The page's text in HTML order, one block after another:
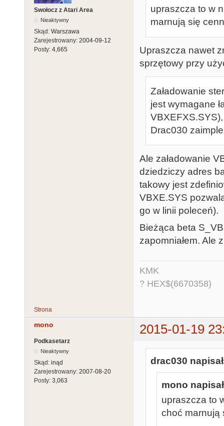
Swołocz z Atari Area
Nieaktywny
Skąd: Warszawa
Zarejestrowany: 2004-09-12
Posty: 4,665
upraszcza to w
marnują się
Upraszcza nawet
sprzętowy przy
Załadowanie
jest wymagane
Drac030
Ale załadowanie
dziedziczy adres
takowy jest
VBXE.SYS
go w linii poleceń).
Bieżąca beta
zapomniałem. Ale
KMK
? HEX$(6670358)
Strona
mono 2015-01-19
Podkasetarz
Nieaktywny
Skąd: inąd
Zarejestrowany: 2007-08-20
Posty: 3,063
drac030
mono
upraszcza to
choć marnują